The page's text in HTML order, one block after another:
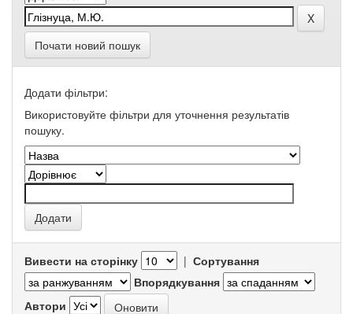
Почати новий пошук
Додати фільтри:
Використовуйте фільтри для уточнення результатів
пошуку.
Вивести на сторінку | Сортування
Впорядкування
Автори